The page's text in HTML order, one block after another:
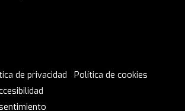
de conservación
en un lugar fresco y
a una temperatura entre
de privacidad
Política de cookies